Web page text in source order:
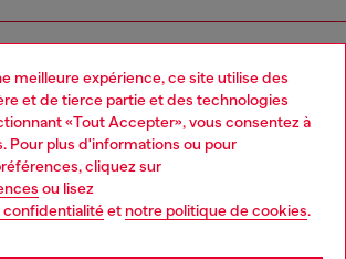
meilleure expérience, ce site utilise des
et de tierce partie et des technologies
«Tout Accepter», vous consentez à
Pour plus d'informations ou pour
cliquez sur
ou lisez
confidentialitéet notre politique de cookies.
France website, but it seems you
States